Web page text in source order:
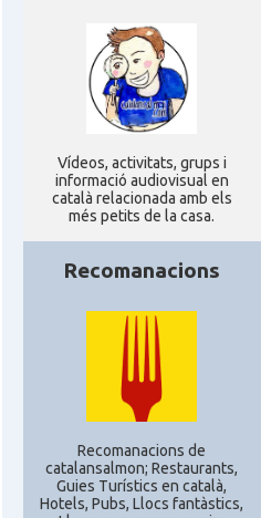
CAMON
CAMON
CAMON
CAMON
CAMON
CAMON
CAMON
Ví­deos, activitats, grups i
informació audiovisual en
català relacionada amb els
més petits de la casa.
Recomanacions
Recomanacions de
catalansalmon; Restaurants,
Guies Turístics en català,
Hotels, Pubs, Llocs fantàstics,